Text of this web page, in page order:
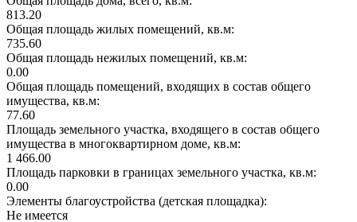
813.20
Общая площадь жилых помещений, кв.м:
735.60
Общая площадь нежилых помещений, кв.м:
0.00
Общая площадь помещений, входящих в состав общего
имущества, кв.м:
77.60
Площадь земельного участка, входящего в состав общего
имущества в многоквартирном доме, кв.м:
1 466.00
Площадь парковки в границах земельного участка, кв.м:
0.00
Элементы благоустройства (детская площадка):
Не имеется